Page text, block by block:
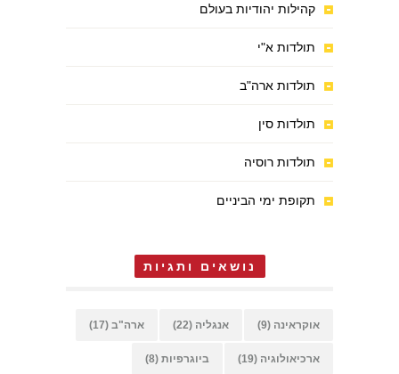
קהילות יהודיות בעולם
תולדות א"י
תולדות ארה"ב
תולדות סין
תולדות רוסיה
תקופת ימי הביניים
נושאים ותגיות
אוקראינה (9) אנגליה (22) ארה"ב (17)
ארכיאולוגיה (19) ביוגרפיות (8)